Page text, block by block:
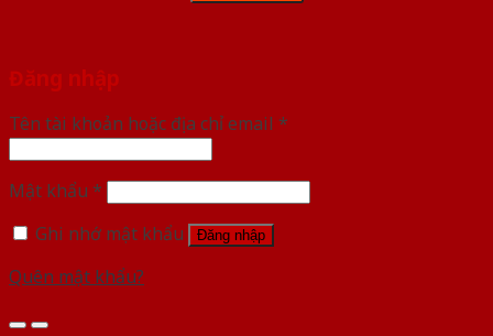
Đăng nhập
Tên tài khoản hoặc địa chỉ email *
Mật khẩu *
Ghi nhớ mật khẩu
Đăng nhập
Quên mật khẩu?